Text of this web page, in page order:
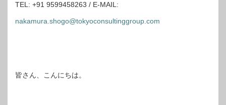
TEL: +91 9599458263 / E-MAIL:
nakamura.shogo@tokyoconsultinggroup.com
皆さん、こんにちは。